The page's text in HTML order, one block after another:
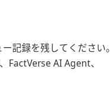
記録を残してください。
FactVerse AI Agent、